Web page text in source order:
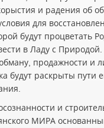
и радения об
для
будут процветать
в Ладу с Природой.
продажности и
будут раскрыты пути
и
МИРА